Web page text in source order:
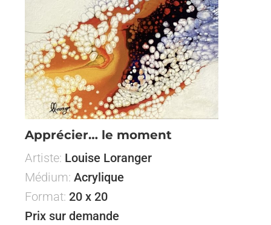
Apprécier… le moment
Artiste: Louise Loranger
Médium: Acrylique
Format: 20 x 20
Prix sur demande